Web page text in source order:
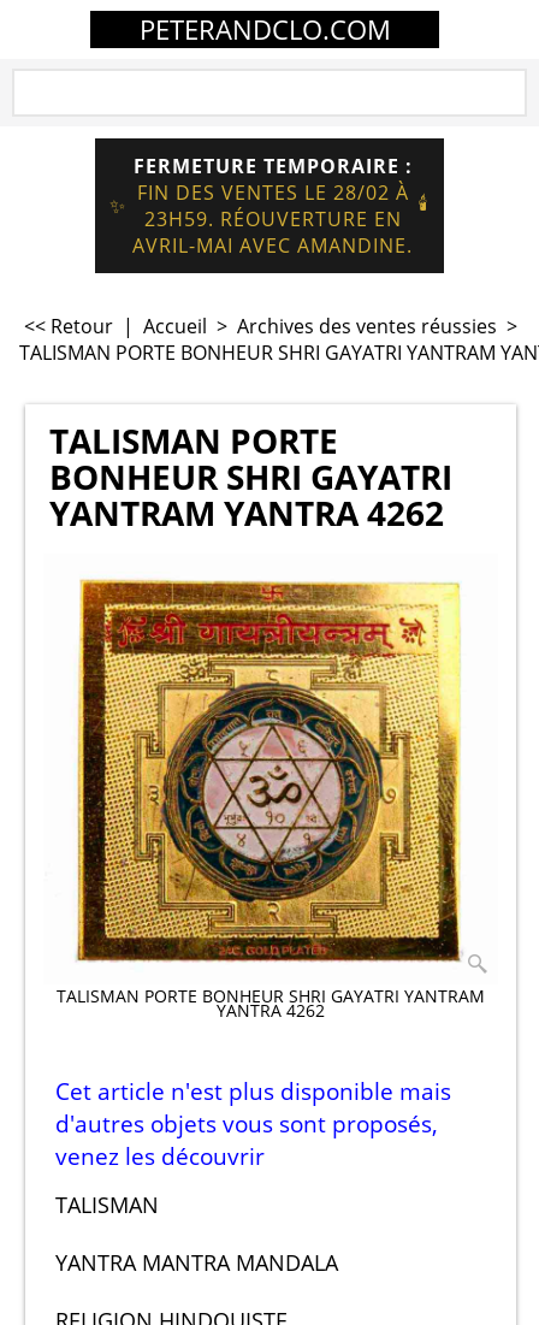
PETERANDCLO.COM
✨
FERMETURE TEMPORAIRE :
FIN DES VENTES LE 28/02 À
23H59. RÉOUVERTURE EN
AVRIL-MAI AVEC AMANDINE.
🕯️
<< Retour | Accueil > Archives des ventes réussies >
TALISMAN PORTE BONHEUR SHRI GAYATRI YANTRAM
TALISMAN PORTE
BONHEUR SHRI GAYATRI
YANTRAM YANTRA 4262
TALISMAN PORTE BONHEUR SHRI GAYATRI YANTRAM
YANTRA 4262
Cet article n'est plus disponible mais
d'autres objets vous sont proposés,
venez les découvrir
TALISMAN
YANTRA MANTRA MANDALA